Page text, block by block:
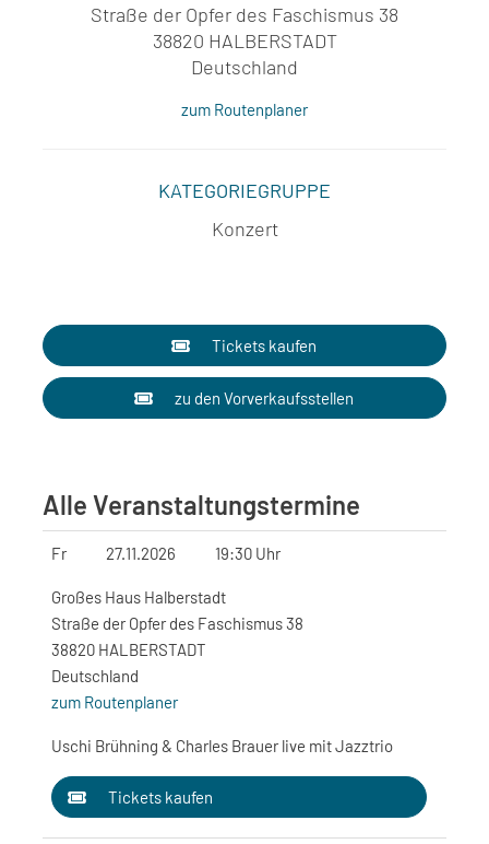
Straße der Opfer des Faschismus 38
38820 HALBERSTADT
Deutschland
zum Routenplaner
KATEGORIEGRUPPE
Konzert
Tickets kaufen
zu den Vorverkaufsstellen
Alle Veranstaltungstermine
Fr 27.11.2026 19:30 Uhr
Großes Haus Halberstadt
Straße der Opfer des Faschismus 38
38820 HALBERSTADT
Deutschland
zum Routenplaner
Uschi Brühning & Charles Brauer live mit Jazztrio
Tickets kaufen